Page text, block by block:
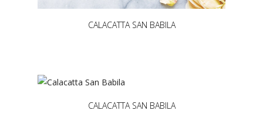
CALACATTA SAN BABILA
CALACATTA SAN BABILA